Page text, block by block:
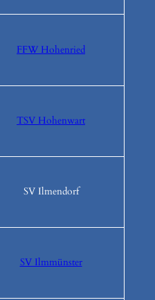
FFW Hohenried
TSV Hohenwart
SV Ilmendorf
SV Ilmmünster